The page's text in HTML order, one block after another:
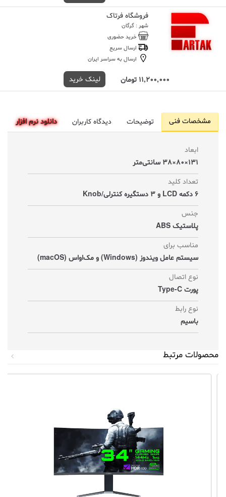
فروشگاه فرتاک
شهر : گرگان
خرید حضوری
ارسال سریع
ارسال به سراسر ایران
11,200,000 تومان لینک خرید
مشخصات فنی توضیحات دیدگاه کاربران دانلود نرم افزار
ابعاد
131×80×38 سانتی‌متر
تعداد کلید
6 دکمه LCD و 3 دستگیره کنترلی/Knob
جنس
پلاستیک ABS
مناسب برای
سیستم عامل ویندوز (Windows) و مک‌اواس (macOS)
نوع اتصال
پورت Type-C
نوع رابط
باسیم
محصولات مرتبط